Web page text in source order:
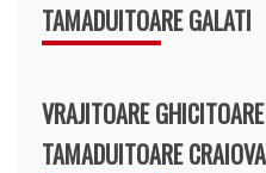
TAMADUITOARE GALATI
VRAJITOARE
TAMADUITOARE CRAIOVA